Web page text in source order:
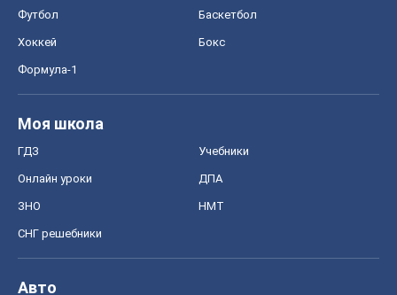
Футбол Баскетбол
Хоккей Бокс
Формула-1
Моя школа
ГДЗ Учебники
Онлайн уроки ДПА
ЗНО НМТ
СНГ решебники
Авто